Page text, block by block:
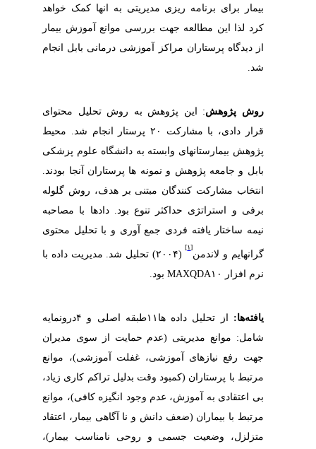
بیمار برای برنامه ریزی مدیریتی به انها کمک خواهد
کرد لذا این مطالعه جهت بررسی موانع آموزش بیمار
از دیدگاه پرستاران مراکز آموزشی درمانی بابل انجام
شد.
روش پژوهش: این پژوهش به روش تحلیل محتوای
قرار دادی، با مشارکت ۲۰ پرستار انجام شد
.
محیط
پژوهش بیمارستانهای وابسته به دانشگاه علوم پزشکی
بابل و جامعه پژوهش و نمونه ها پرستاران آنجا بودند.
انتخاب مشارکت کنندگان مبتنی بر هدف، روش
گلوله
برفی و استراتژی حداکثر تنوع بود. دادها با
مصاحبه­
نیمه ساختار یافته فردی جمع آوری و با تحلیل محتوی
گرانهایم و لاندمن
(۲۰۰۴) تحلیل شد. مدیریت داده با
نرم افزارMAXQDA۱۰بود.
یافته‌ها:
از تحلیل داده ها۱۱طبقه اصلی و ۴درونمایه
شامل: موانع مدیریتی (عدم حمایت از سوی مدیران
جهت رفع نیازهای آموزشی، غفلت آموزشی)، موانع
مرتبط با پرستاران (کمبود وقت بدلیل تراکم کاری زیاد،
بی اعتقادی به آموزش، عدم وجود انگیزه کافی)، موانع
مرتبط با بیماران (ضعف دانش و نا آگاهی بیمار، اعتقاد
متزلزل، وضعیت جسمی و روحی نامناسب بیمار)،